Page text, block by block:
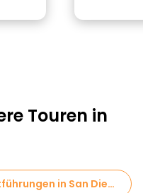
Touren in
Historische kostenlose Stadtführungen in San Diego